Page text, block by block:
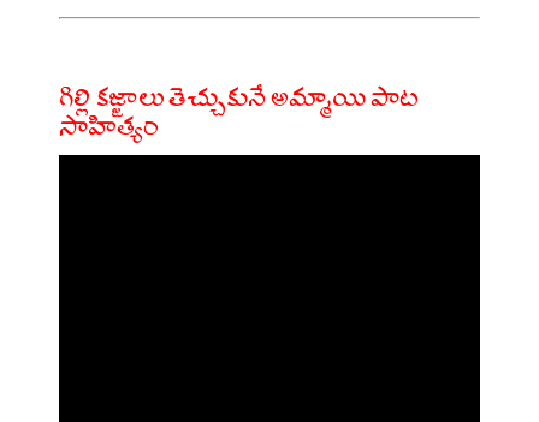
గిల్లి కజ్జాలు తెచ్చుకునే అమ్మాయి పాట
సాహిత్యం